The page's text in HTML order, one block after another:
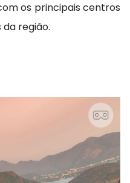
os principais centros
região.